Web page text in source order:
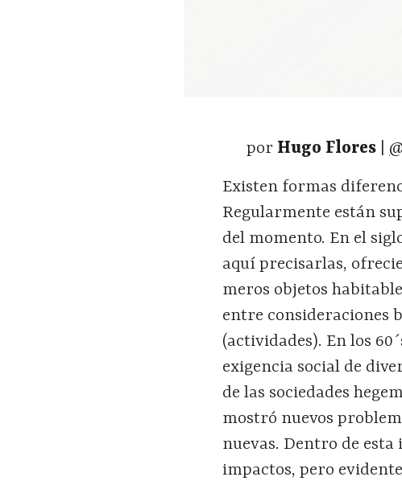
por Hugo Flores
Existen formas
Regularmente están
del momento. En el
aquí precisarlas,
meros objetos
entre consideraciones
(actividades). En los
exigencia social de
de las sociedades
mostró nuevos
nuevas. Dentro de
impactos, pero